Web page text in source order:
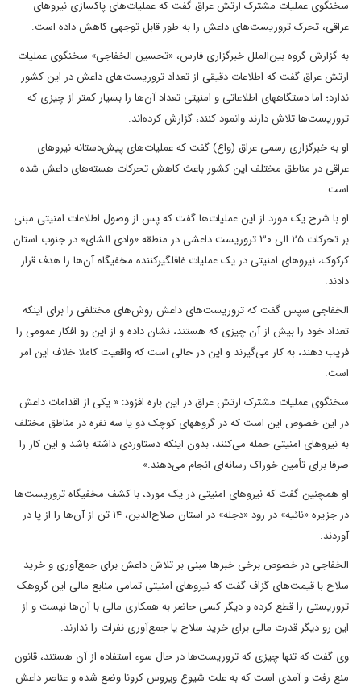
سخنگوی عملیات مشترک ارتش عراق گفت که عملیات‌های پاکسازی نیروهای
عراقی، تحرک تروریست‌های داعش را به طور قابل توجهی کاهش داده است.
به گزارش گروه بین‌الملل خبرگزاری فارس، «تحسین الخفاجی» سخنگوی عملیات
ارتش عراق گفت که اطلاعات دقیقی از تعداد تروریست‌های داعش در این کشور
ندارد؛ اما دستگاههای اطلاعاتی و امنیتی تعداد آن‌ها را بسیار کمتر از چیزی که
تروریست‌ها تلاش دارند وانمود کنند، گزارش کرده‌اند.
او به خبرگزاری رسمی عراق (واع) گفت که عملیات‌های پیش‌دستانه نیروهای
عراقی در مناطق مختلف این کشور باعث کاهش تحرکات هسته‌های داعش شده
است.
او با شرح یک مورد از این عملیات‌ها گفت که پس از وصول اطلاعات امنیتی مبنی
بر تحرکات ۲۵ الی ۳۰ تروریست داعشی در منطقه «وادی الشای» در جنوب استان
کرکوک، نیروهای امنیتی در یک عملیات غافلگیرکننده مخفیگاه آن‌ها را هدف قرار
دادند.
الخفاجی سپس گفت که تروریست‌های داعش روش‌های مختلفی را برای اینکه
تعداد خود را بیش از آن چیزی که هستند، نشان داده و از این رو افکار عمومی را
فریب دهند، به کار می‌گیرند و این در حالی است که واقعیت کاملا خلاف این امر
است.
سخنگوی عملیات مشترک ارتش عراق در این باره افزود: « یکی از اقدامات داعش
در این خصوص این است که در گروههای کوچک دو یا سه نفره در مناطق مختلف
به نیروهای امنیتی حمله می‌کنند، بدون اینکه دستاوردی داشته باشد و این کار را
صرفا برای تأمین خوراک رسانه‌ای انجام می‌دهند.»
او همچنین گفت که نیروهای امنیتی در یک مورد، با کشف مخفیگاه تروریست‌ها
در جزیره «نائیه» در رود «دجله» در استان صلاح‌الدین، ۱۴ تن از آن‌ها را از پا در
آوردند.
الخفاجی در خصوص برخی خبرها مبنی بر تلاش داعش برای جمع‌آوری و خرید
سلاح با قیمت‌های گزاف گفت که نیروهای امنیتی تمامی منابع مالی این گروهک
تروریستی را قطع کرده و دیگر کسی حاضر به همکاری مالی با آن‌ها نیست و از
این رو دیگر قدرت مالی برای خرید سلاح یا جمع‌آوری نفرات را ندارند.
وی گفت که تنها چیزی که تروریست‌ها در حال سوء استفاده از آن هستند، قانون
منع رفت و آمدی است که به علت شیوع ویروس کرونا وضع شده و عناصر داعش